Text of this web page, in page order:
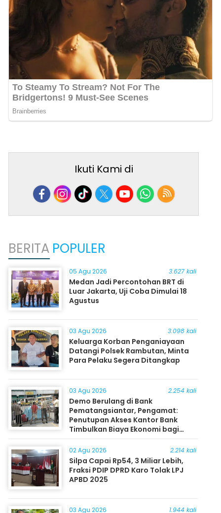
Ikuti Kami di
BERITA POPULER
05 Agu 2026 3.627 kali
Medan Jadi Percontohan BRT di
Luar Jakarta, Uji Coba Dimulai 18
Agustus
03 Agu 2026 3.098 kali
Keluarga Korban Penganiayaan
Datangi Polsek Rambutan, Minta
Para Pelaku Segera Ditangkap
03 Agu 2026 2.254 kali
Demo Berulang di Bank
Pematangsiantar, Pengamat:
Penutupan Akses Kantor Bank
Timbulkan Biaya Ekonomi bagi
Masyarakat
02 Agu 2026 2.214 kali
Silpa Capai Rp54, 3 Miliar Lebih,
Fraksi PDIP DPRD Karo Tolak LPJ
APBD 2025
03 Agu 2026 1.944 kali